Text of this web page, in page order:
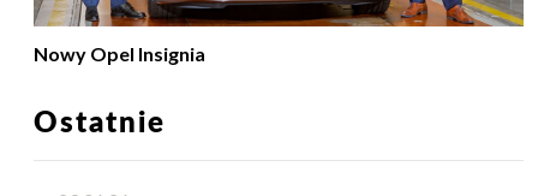
Nowy Opel Insignia
Ostatnie